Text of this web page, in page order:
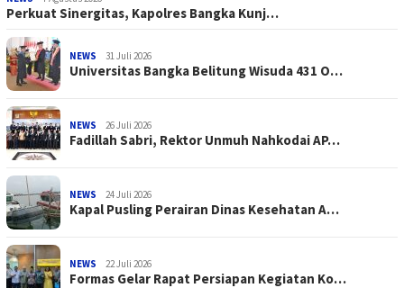
Perkuat Sinergitas, Kapolres Bangka Kunj…
NEWS 31 Juli 2026
Universitas Bangka Belitung Wisuda 431 O…
NEWS 26 Juli 2026
Fadillah Sabri, Rektor Unmuh Nahkodai AP…
NEWS 24 Juli 2026
Kapal Pusling Perairan Dinas Kesehatan A…
NEWS 22 Juli 2026
Formas Gelar Rapat Persiapan Kegiatan Ko…